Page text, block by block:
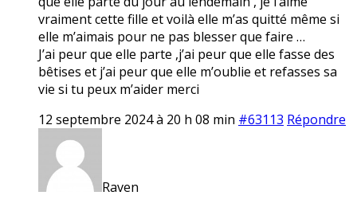
vraiment cette fille et voilà elle m’as quitté même si
elle m’aimais pour ne pas blesser que faire …
J’ai peur que elle parte ,j’ai peur que elle fasse des
bêtises et j’ai peur que elle m’oublie et refasses sa
vie si tu peux m’aider merci
12 septembre 2024 à 20 h 08 min #63113 Répondre
Raven